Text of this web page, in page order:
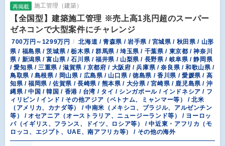
再掲載 施工管理（建築）
【全国型】建築施工管理 ※売上高1兆円超のスーパー
ゼネコンで大型案件にチャレンジ
700万円～1299万円
北海道 / 青森県 / 岩手県 / 宮城県 / 秋田県 / 山形
県 / 福島県 / 茨城県 / 栃木県 / 群馬県 / 埼玉県 / 千葉県 / 東京都 / 神奈川
県 / 新潟県 / 富山県 / 石川県 / 福井県 / 山梨県 / 長野県 / 岐阜県 / 静岡県
/ 愛知県 / 三重県 / 滋賀県 / 京都府 / 大阪府 / 兵庫県 / 奈良県 / 和歌山県 /
鳥取県 / 島根県 / 岡山県 / 広島県 / 山口県 / 徳島県 / 香川県 / 愛媛県 / 高
知県 / 福岡県 / 佐賀県 / 長崎県 / 熊本県 / 大分県 / 宮崎県 / 鹿児島県 / 沖
縄県 / 中国 / 韓国 / 香港 / 台湾 / タイ / シンガポール / インドネシア / フ
ィリピン / インド / その他アジア（ベトナム、ミャンマー等） / 北米
（アメリカ、カナダ等） / 中南米（メキシコ、ブラジル、アルゼンチン
等） / オセアニア（オーストラリア、ニュージーランド等） / ヨーロッ
パ（イギリス、フランス、ドイツ、ロシア等） / 中近東・アフリカ（モ
ロッコ、エジプト、UAE、南アフリカ等） / その他の海外